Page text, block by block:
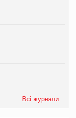
Всі журнали